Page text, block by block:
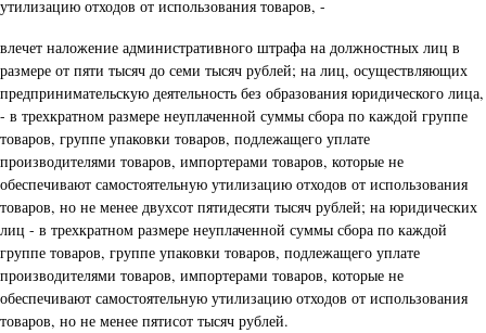
утилизацию отходов от использования товаров, -
влечет наложение административного штрафа на должностных лиц в
размере от пяти тысяч до семи тысяч рублей; на лиц, осуществляющих
предпринимательскую деятельность без образования юридического лица,
- в трехкратном размере неуплаченной суммы сбора по каждой группе
товаров, группе упаковки товаров, подлежащего уплате
производителями товаров, импортерами товаров, которые не
обеспечивают самостоятельную утилизацию отходов от использования
товаров, но не менее двухсот пятидесяти тысяч рублей; на юридических
лиц - в трехкратном размере неуплаченной суммы сбора по каждой
группе товаров, группе упаковки товаров, подлежащего уплате
производителями товаров, импортерами товаров, которые не
обеспечивают самостоятельную утилизацию отходов от использования
товаров, но не менее пятисот тысяч рублей.